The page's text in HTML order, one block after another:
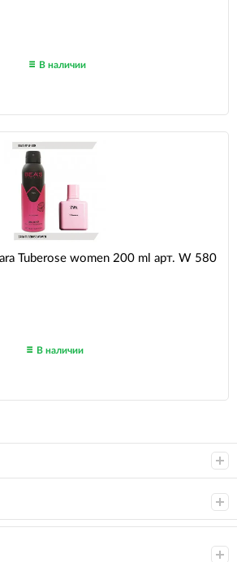
В наличии
Tuberose women 200 ml арт. W 580
В наличии